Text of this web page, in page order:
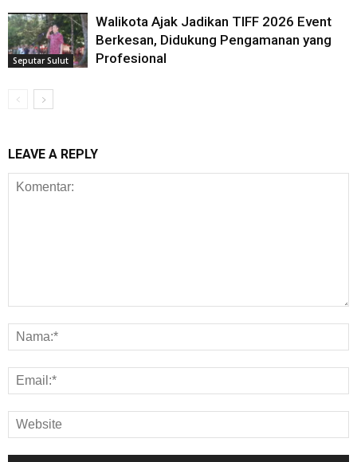
Seputar Sulut
Walikota Ajak Jadikan TIFF 2026 Event
Berkesan, Didukung Pengamanan yang
Profesional
LEAVE A REPLY